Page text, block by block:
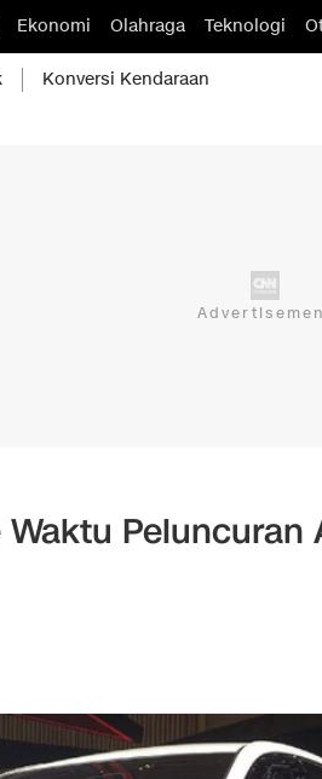
Ekonomi Olahraga Teknologi
Konversi Kendaraan
Peluncuran